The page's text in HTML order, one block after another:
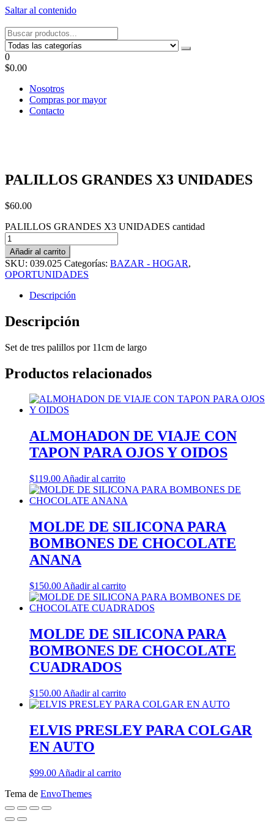
Saltar al contenido
Tel: 22087679 – Cel: 097 822122 – Joaquín Requena 2459
0
$0.00
Nosotros
Compras por mayor
Contacto
PALILLOS GRANDES X3 UNIDADES
$60.00
PALILLOS GRANDES X3 UNIDADES cantidad
Añadir al carrito
SKU: 039.025 Categorías: BAZAR - HOGAR,
OPORTUNIDADES
Descripción
Descripción
Set de tres palillos por 11cm de largo
Productos relacionados
ALMOHADON DE VIAJE CON
TAPON PARA OJOS Y OIDOS
$119.00 Añadir al carrito
MOLDE DE SILICONA PARA
BOMBONES DE CHOCOLATE
ANANA
$150.00 Añadir al carrito
MOLDE DE SILICONA PARA
BOMBONES DE CHOCOLATE
CUADRADOS
$150.00 Añadir al carrito
ELVIS PRESLEY PARA COLGAR
EN AUTO
$99.00 Añadir al carrito
Tema de EnvoThemes